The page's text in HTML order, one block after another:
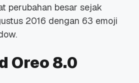
perubahan besar sejak
2016 dengan 63 emoji
Oreo 8.0